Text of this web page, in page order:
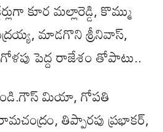
కూర మల్లారెడ్డి, కొమ్ము
మాడగొని శ్రీనివాస్,
పెద్ద రాజేశం తోపాటు..
మియా, గోపతి
తిప్పారపు ప్రభాకర్,